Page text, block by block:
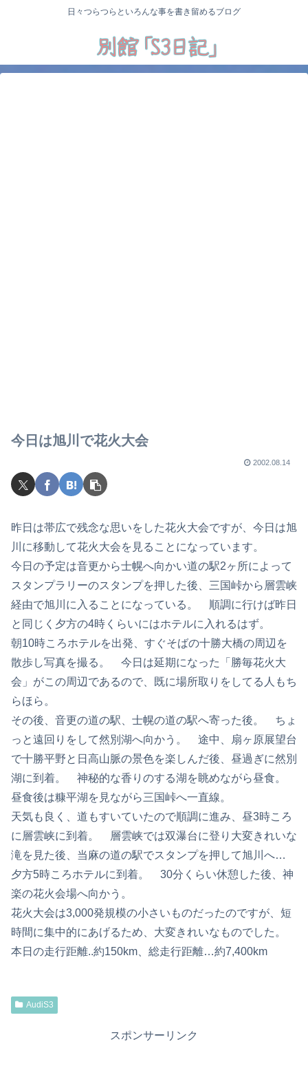
日々つらつらといろんな事を書き留めるブログ
今日は旭川で花火大会
2002.08.14
昨日は帯広で残念な思いをした花火大会ですが、今日は旭
川に移動して花火大会を見ることになっています。
今日の予定は音更から士幌へ向かい道の駅2ヶ所によって
スタンプラリーのスタンプを押した後、三国峠から層雲峡
経由で旭川に入ることになっている。 順調に行けば昨日
と同じく夕方の4時くらいにはホテルに入れるはず。
朝10時ころホテルを出発、すぐそばの十勝大橋の周辺を
散歩し写真を撮る。 今日は延期になった「勝毎花火大
会」がこの周辺であるので、既に場所取りをしてる人もち
らほら。
その後、音更の道の駅、士幌の道の駅へ寄った後。 ちょ
っと遠回りをして然別湖へ向かう。 途中、扇ヶ原展望台
で十勝平野と日高山脈の景色を楽しんだ後、昼過ぎに然別
湖に到着。 神秘的な香りのする湖を眺めながら昼食。
昼食後は糠平湖を見ながら三国峠へ一直線。
天気も良く、道もすいていたので順調に進み、昼3時ころ
に層雲峡に到着。 層雲峡では双瀑台に登り大変きれいな
滝を見た後、当麻の道の駅でスタンプを押して旭川へ…
夕方5時ころホテルに到着。 30分くらい休憩した後、神
楽の花火会場へ向かう。
花火大会は3,000発規模の小さいものだったのですが、短
時間に集中的にあげるため、大変きれいなものでした。
本日の走行距離..約150km、総走行距離…約7,400km
AudiS3
スポンサーリンク